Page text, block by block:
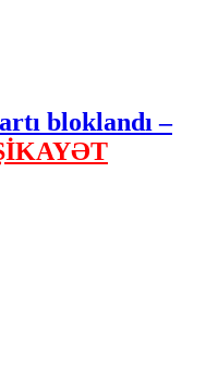
bloklandı –